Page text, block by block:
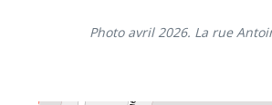
Photo avril 2026. La rue